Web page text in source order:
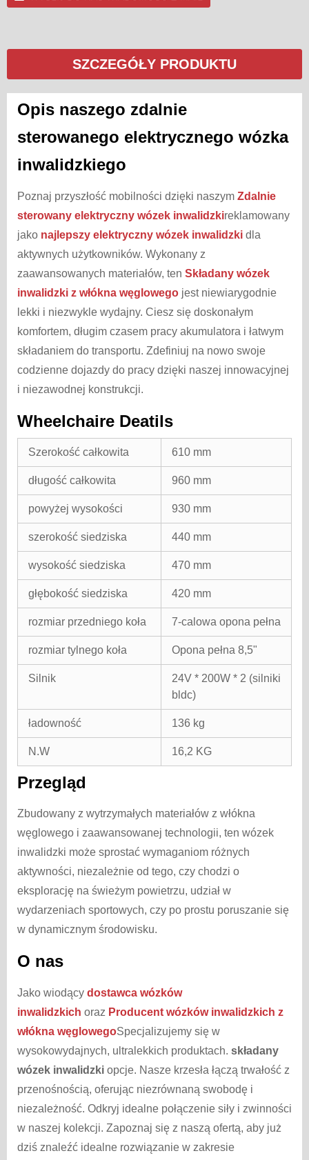
SZCZEGÓŁY PRODUKTU
Opis naszego zdalnie
sterowanego elektrycznego wózka
inwalidzkiego
Poznaj przyszłość mobilności dzięki naszym Zdalnie
sterowany elektryczny wózek inwalidzkireklamowany
jako najlepszy elektryczny wózek inwalidzki dla
aktywnych użytkowników. Wykonany z
zaawansowanych materiałów, ten Składany wózek
inwalidzki z włókna węglowego jest niewiarygodnie
lekki i niezwykle wydajny. Ciesz się doskonałym
komfortem, długim czasem pracy akumulatora i łatwym
składaniem do transportu. Zdefiniuj na nowo swoje
codzienne dojazdy do pracy dzięki naszej innowacyjnej
i niezawodnej konstrukcji.
Wheelchaire Deatils
Szerokość całkowita 610 mm
długość całkowita 960 mm
powyżej wysokości 930 mm
szerokość siedziska 440 mm
wysokość siedziska 470 mm
głębokość siedziska 420 mm
rozmiar przedniego koła 7-calowa opona pełna
rozmiar tylnego koła Opona pełna 8,5"
Silnik
24V * 200W * 2 (silniki
bldc)
ładowność 136 kg
N.W 16,2 KG
Przegląd
Zbudowany z wytrzymałych materiałów z włókna
węglowego i zaawansowanej technologii, ten wózek
inwalidzki może sprostać wymaganiom różnych
aktywności, niezależnie od tego, czy chodzi o
eksplorację na świeżym powietrzu, udział w
wydarzeniach sportowych, czy po prostu poruszanie się
w dynamicznym środowisku.
O nas
Jako wiodący dostawca wózków
inwalidzkich oraz Producent wózków inwalidzkich z
włókna węglowegoSpecjalizujemy się w
wysokowydajnych, ultralekkich produktach. składany
wózek inwalidzki opcje. Nasze krzesła łączą trwałość z
przenośnością, oferując niezrównaną swobodę i
niezależność. Odkryj idealne połączenie siły i zwinności
w naszej kolekcji. Zapoznaj się z naszą ofertą, aby już
dziś znaleźć idealne rozwiązanie w zakresie